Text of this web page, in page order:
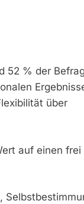
52 % der
über
auf einen frei